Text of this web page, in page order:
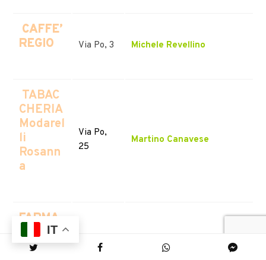
CAFFE’
REGIO
Via Po, 3 Michele Revellino
TABAC
CHERIA
Modarel
li
Rosann
a
Via Po,
25
Martino Canavese
FARMA
CIA
DEGLI
Via Po, 31 Ylenia Viola
IT